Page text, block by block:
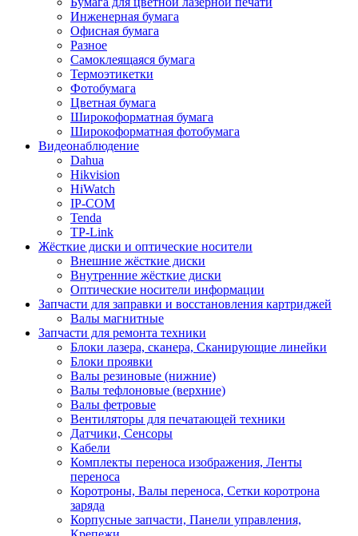
Инженерная бумага
Офисная бумага
Разное
Самоклеящаяся бумага
Термоэтикетки
Фотобумага
Цветная бумага
Широкоформатная бумага
Широкоформатная фотобумага
Видеонаблюдение
Dahua
Hikvision
HiWatch
IP-COM
Tenda
TP-Link
Жёсткие диски и оптические носители
Внешние жёсткие диски
Внутренние жёсткие диски
Оптические носители информации
Запчасти для заправки и восстановления картриджей
Валы магнитные
Запчасти для ремонта техники
Блоки лазера, сканера, Сканирующие линейки
Блоки проявки
Валы резиновые (нижние)
Валы тефлоновые (верхние)
Валы фетровые
Вентиляторы для печатающей техники
Датчики, Сенсоры
Кабели
Комплекты переноса изображения, Ленты
переноса
Коротроны, Валы переноса, Сетки коротрона
заряда
Корпусные запчасти, Панели управления,